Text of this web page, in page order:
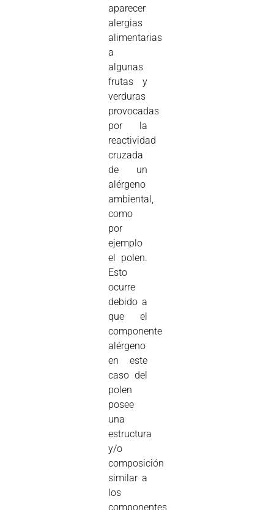
aparecer
alergias
alimentarias
a
algunas
frutas y
verduras
provocadas
por la
reactividad
cruzada
de un
alérgeno
ambiental,
como
por
ejemplo
el polen.
Esto
ocurre
debido a
que el
componente
alérgeno
en este
caso del
polen
posee
una
estructura
y/o
composición
similar a
los
componentes